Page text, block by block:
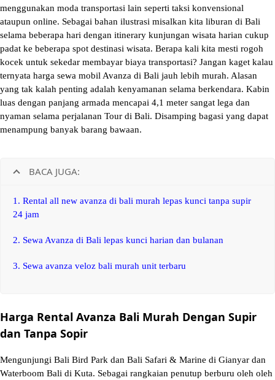
menggunakan moda transportasi lain seperti taksi konvensional
ataupun online. Sebagai bahan ilustrasi misalkan kita liburan di Bali
selama beberapa hari dengan itinerary kunjungan wisata harian cukup
padat ke beberapa spot destinasi wisata. Berapa kali kita mesti rogoh
kocek untuk sekedar membayar biaya transportasi? Jangan kaget kalau
ternyata harga sewa mobil Avanza di Bali jauh lebih murah. Alasan
yang tak kalah penting adalah kenyamanan selama berkendara. Kabin
luas dengan panjang armada mencapai 4,1 meter sangat lega dan
nyaman selama perjalanan Tour di Bali. Disamping bagasi yang dapat
menampung banyak barang bawaan.
BACA JUGA:
1. Rental all new avanza di bali murah lepas kunci tanpa supir
24 jam
2. Sewa Avanza di Bali lepas kunci harian dan bulanan
3. Sewa avanza veloz bali murah unit terbaru
Harga Rental Avanza Bali Murah Dengan Supir
dan Tanpa Sopir
Mengunjungi Bali Bird Park dan Bali Safari & Marine di Gianyar dan
Waterboom Bali di Kuta. Sebagai rangkaian penutup berburu oleh oleh